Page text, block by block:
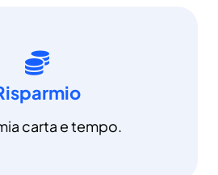
carta e tempo.